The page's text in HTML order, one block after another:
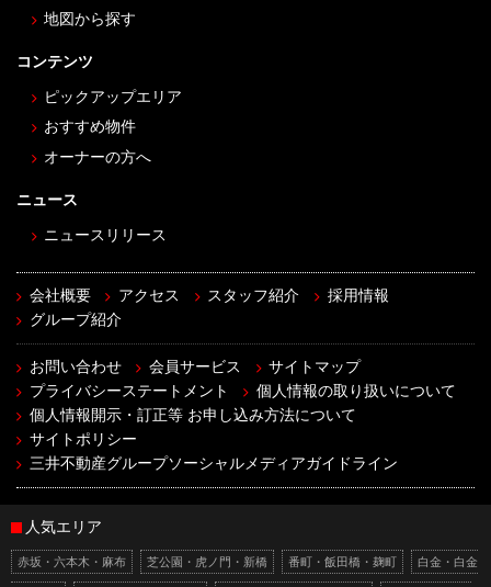
地図から探す
コンテンツ
ピックアップエリア
おすすめ物件
オーナーの方へ
ニュース
ニュースリリース
会社概要 アクセス スタッフ紹介
採用情報
グループ紹介
お問い合わせ 会員サービス
サイトマップ
プライバシーステートメント
個人情報の取り扱いについて
個人情報開示・訂正等 お申し込み方法について
サイトポリシー
三井不動産グループソーシャルメディアガイドライン
人気エリア
赤坂・六本木・麻布 芝公園・虎ノ門・新橋 番町・飯田橋・麹町 白金・白金